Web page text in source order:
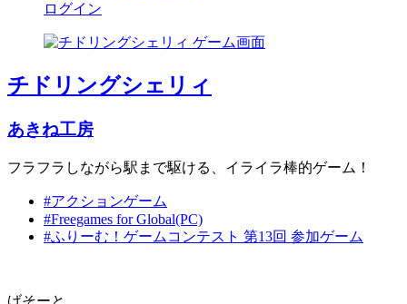
ログイン
チドリングシェリィ
あきね工房
フラフラしながら駅まで駆ける、イライラ棒的ゲーム！
#アクションゲーム
#Freegames for Global(PC)
#ふりーむ！ゲームコンテスト 第13回 参加ゲーム
げそーと